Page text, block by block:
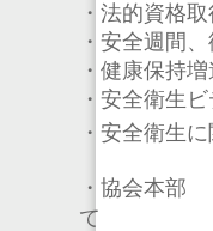
・法的資格
・安全週間
・健康保持
・安全衛生
・安全衛生
・協会本
て